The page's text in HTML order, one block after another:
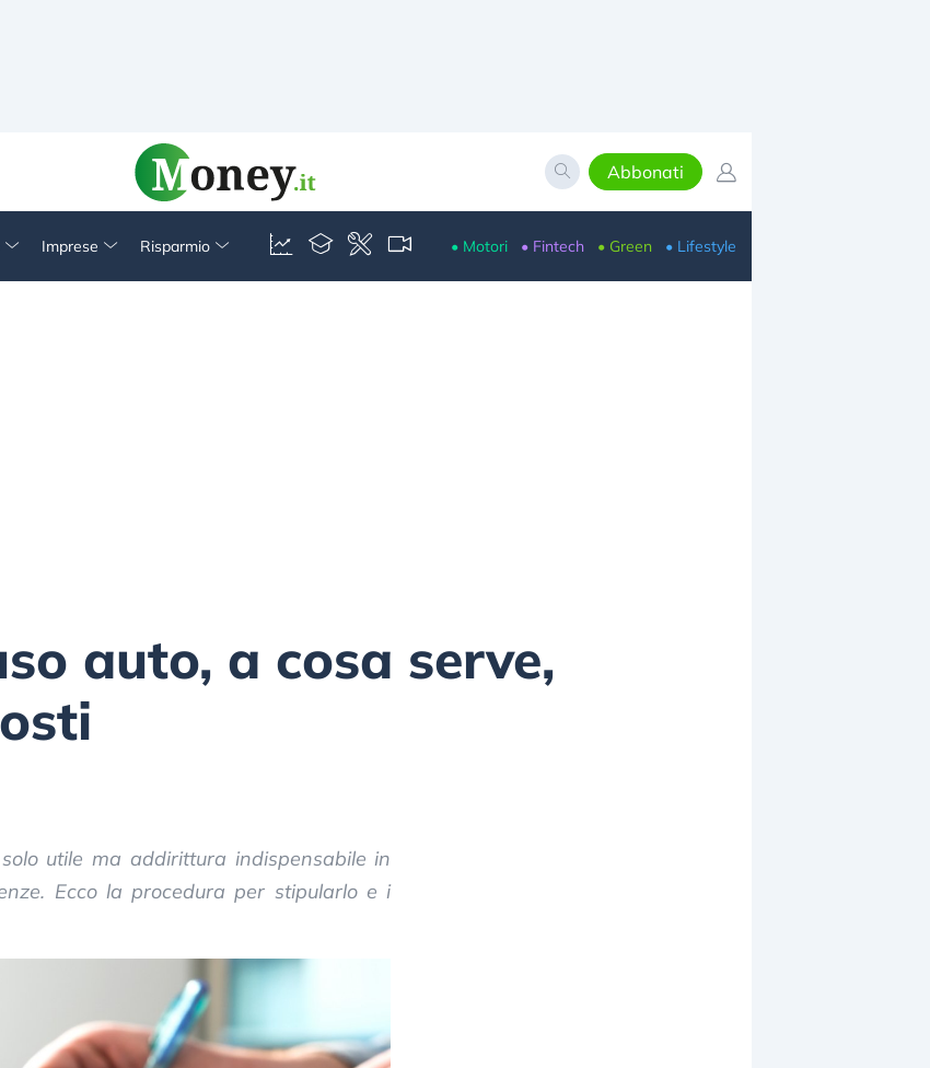
Abbonati
Imprese Risparmio • Motori • Fintech • Green • Lifestyle
auto, a cosa serve,
utile ma addirittura indispensabile in
Ecco la procedura per stipularlo e i